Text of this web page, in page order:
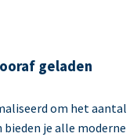
geladen
om het aantal
je alle moderne